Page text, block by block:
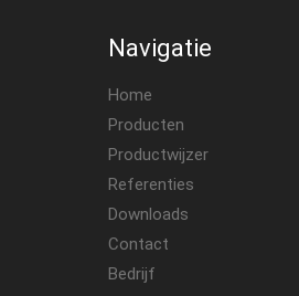
Navigatie
Home
Producten
Productwijzer
Referenties
Downloads
Contact
Bedrijf